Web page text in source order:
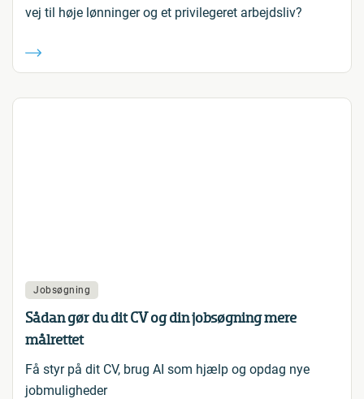
vej til høje lønninger og et privilegeret arbejdsliv?
Jobsøgning
Sådan gør du dit CV og din jobsøgning mere
målrettet
Få styr på dit CV, brug AI som hjælp og opdag nye
jobmuligheder